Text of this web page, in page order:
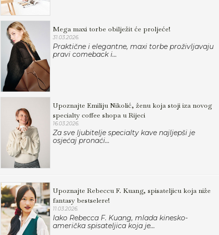
Mega maxi torbe obilježit će proljeće!
31.03.2026.
Praktične i elegantne, maxi torbe proživljavaju
pravi comeback i...
Upoznajte Emiliju Nikolić, ženu koja stoji iza novog
specialty coffee shopa u Rijeci
16.03.2026.
Za sve ljubitelje specialty kave najljepši je
osjećaj pronaći...
Upoznajte Rebeccu F. Kuang, spisateljicu koja niže
fantasy bestselere!
11.03.2026.
Iako Rebecca F. Kuang, mlada kinesko-
američka spisateljica koja je...